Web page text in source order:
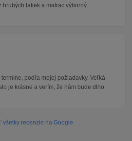
latiek a matrac výborný.
podľa mojej požiadavky. Veľká
je krásne a verím, že nám bude dlho
všetky recenzie na Google